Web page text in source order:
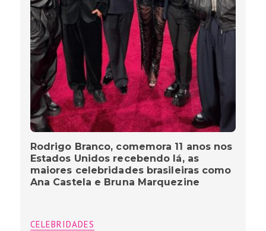
Rodrigo Branco, comemora 11 anos nos
Estados Unidos recebendo lá, as
maiores celebridades brasileiras como
Ana Castela e Bruna Marquezine
CELEBRIDADES